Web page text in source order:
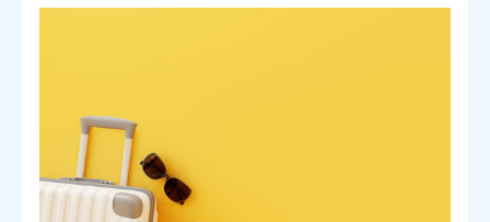
・ANAインターコンチネンタル石垣リゾート
※ホテル出発時間によりご利用いただけない場合がありま